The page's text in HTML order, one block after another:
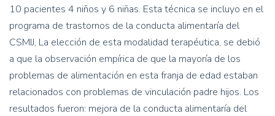
10 pacientes 4 niños y 6 niñas. Esta técnica se incluyo en el
programa de trastornos de la conducta alimentaría del
CSMIJ, La elección de esta modalidad terapéutica, se debió
a que la observación empírica de que la mayoría de los
problemas de alimentación en esta franja de edad estaban
relacionados con problemas de vinculación padre hijos. Los
resultados fueron: mejora de la conducta alimentaría del